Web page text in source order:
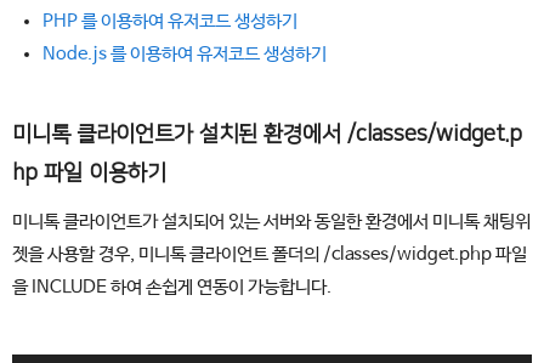
PHP 를 이용하여 유저코드 생성하기
Node.js 를 이용하여 유저코드 생성하기
미니톡 클라이언트가 설치된 환경에서 /classes/widget.p
hp 파일 이용하기
미니톡 클라이언트가 설치되어 있는 서버와 동일한 환경에서 미니톡 채팅위
젯을 사용할 경우, 미니톡 클라이언트 폴더의 /classes/widget.php 파일
을 INCLUDE 하여 손쉽게 연동이 가능합니다.